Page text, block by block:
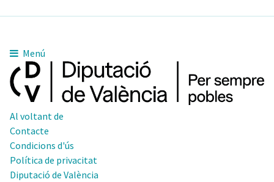
Menú
Al voltant de
Contacte
Condicions d'ús
Política de privacitat
Diputació de València